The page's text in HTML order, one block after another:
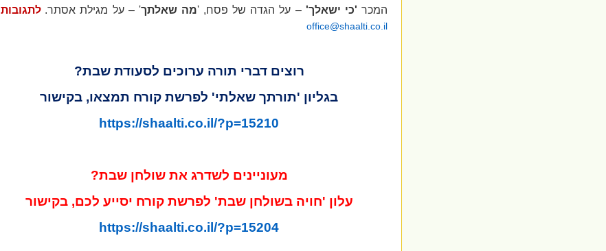
המכר 'כי ישאלך' – על הגדה של פסח, 'מה שאלתך' – על מגילת אסתר. לתגובות
office@shaalti.co.il
רוצים דברי תורה ערוכים לסעודת שבת?
בגליון 'תורתך שאלתי' לפרשת קורח תמצאו, בקישור
https://shaalti.co.il/?p=15210
מעוניינים לשדרג את שולחן שבת?
עלון 'חויה בשולחן שבת' לפרשת קורח יסייע לכם, בקישור
https://shaalti.co.il/?p=15204